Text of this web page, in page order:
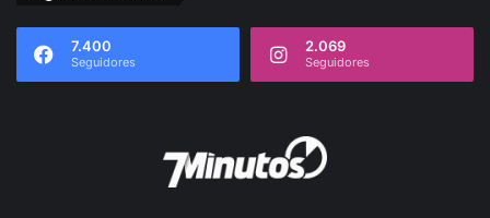
7.400
Seguidores
2.069
Seguidores